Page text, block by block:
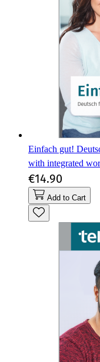
Einfach gut!
with integrated
€14.90
Add to Cart